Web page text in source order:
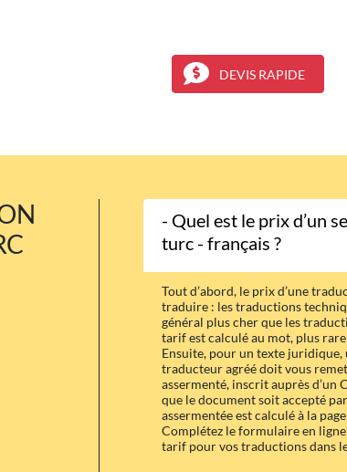
DEVIS RAPIDE
- Quel est le prix d’un
turc - français ?
Tout d’abord, le prix d’une
traduire : les traductions
général plus cher que les
tarif est calculé au mot, plus
Ensuite, pour un texte juridique,
traducteur agréé doit vous
assermenté, inscrit auprès
que le document soit accepté
assermentée est calculé à la
Complétez le formulaire en
tarif pour vos traductions dans